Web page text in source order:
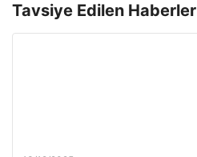
Tavsiye Edilen Haberler